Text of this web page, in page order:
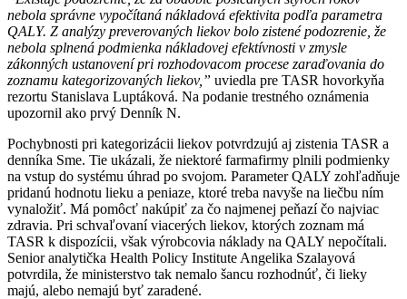
nebola správne vypočítaná nákladová efektivita podľa parametra
QALY. Z analýzy preverovaných liekov bolo zistené podozrenie, že
nebola splnená podmienka nákladovej efektívnosti v zmysle
zákonných ustanovení pri rozhodovacom procese zaraďovania do
zoznamu kategorizovaných liekov,” uviedla pre TASR hovorkyňa
rezortu Stanislava Luptáková. Na podanie trestného oznámenia
upozornil ako prvý Denník N.
Pochybnosti pri kategorizácii liekov potvrdzujú aj zistenia TASR a
denníka Sme. Tie ukázali, že niektoré farmafirmy plnili podmienky
na vstup do systému úhrad po svojom. Parameter QALY zohľadňuje
pridanú hodnotu lieku a peniaze, ktoré treba navyše na liečbu ním
vynaložiť. Má pomôcť nakúpiť za čo najmenej peňazí čo najviac
zdravia. Pri schvaľovaní viacerých liekov, ktorých zoznam má
TASR k dispozícii, však výrobcovia náklady na QALY nepočítali.
Senior analytička Health Policy Institute Angelika Szalayová
potvrdila, že ministerstvo tak nemalo šancu rozhodnúť, či lieky
majú, alebo nemajú byť zaradené.